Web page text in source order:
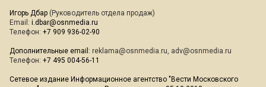
Игорь Дбар (Руководитель отдела продаж)
Email: i.dbar@osnmedia.ru
Телефон: +7 909 936-02-90
Дополнительные email: reklama@osnmedia.ru, adv@osnmedia.ru
Телефон: +7 495 004-56-11
Сетевое издание Информационное агентство "Вести Московского